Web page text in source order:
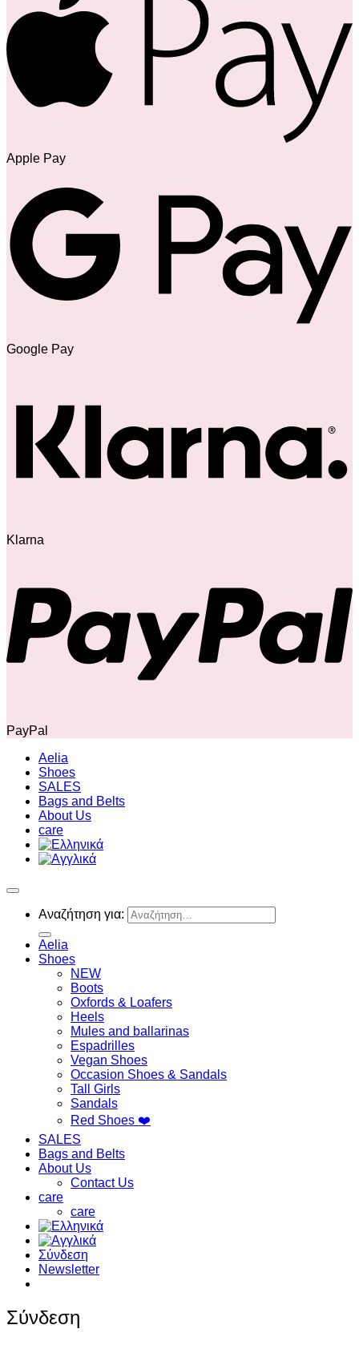
Apple Pay
Google Pay
Klarna
PayPal
Aelia
Shoes
SALES
Bags and Belts
About Us
care
Αναζήτηση για:
Aelia
Shoes
NEW
Boots
Oxfords & Loafers
Heels
Mules and ballarinas
Espadrilles
Vegan Shoes
Occasion Shoes & Sandals
Tall Girls
Sandals
Red Shoes ❤️
SALES
Bags and Belts
About Us
Contact Us
care
care
Σύνδεση
Newsletter
Σύνδεση